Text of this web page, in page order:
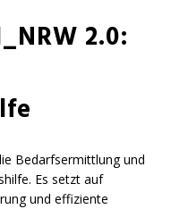
2.0:
Bedarfsermittlung und
Es setzt auf
und effiziente